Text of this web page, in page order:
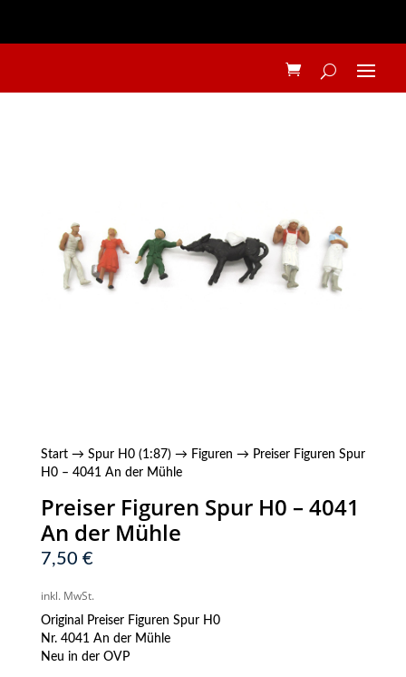
Start→ Spur H0 (1:87)→ Figuren → Preiser Figuren Spur
H0 – 4041 An der Mühle
Preiser Figuren Spur H0 – 4041
An der Mühle
7,50 €
inkl. MwSt.
Original Preiser Figuren Spur H0
Nr. 4041 An der Mühle
Neu in der OVP